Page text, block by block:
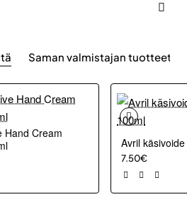
Saman valmistajan tuotteet
Hand Cream
Avril
7.50€